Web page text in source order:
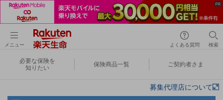
メニュー よくある質問 検索
必要な保険を
知りたい
保険商品一覧 ご契約者さま
募集代理店について